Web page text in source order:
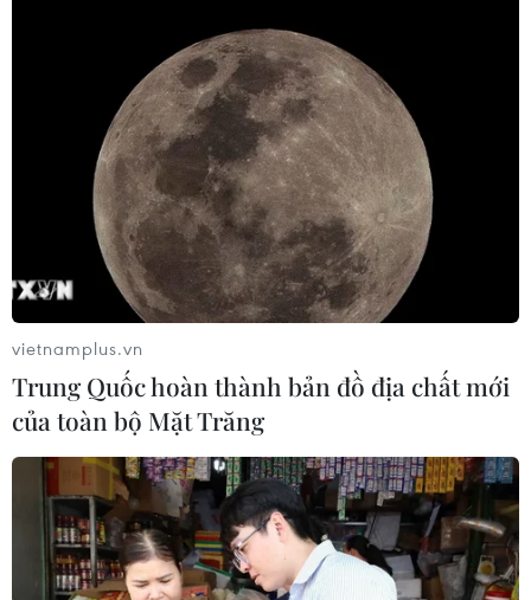
TIN LIÊN QUAN
Doanh nghiệp Việt giới thiệu các sản
phẩm thế mạnh tại Hội chợ CSA Expo Côn
Minh
23/07/2024 11:54
vietnamplus.vn
Trung Quốc hoàn thành bản đồ địa chất mới
của toàn bộ Mặt Trăng